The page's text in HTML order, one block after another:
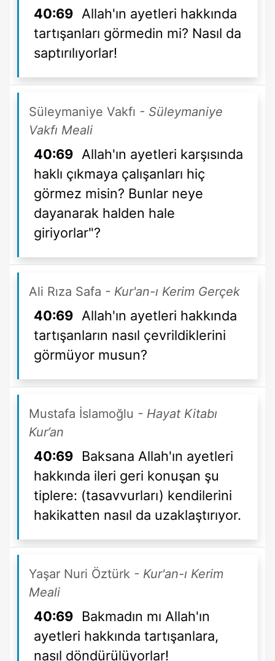
40:69 Allah'ın ayetleri hakkında
tartışanları görmedin mi? Nasıl da
saptırılıyorlar!
Süleymaniye Vakfı - Süleymaniye
Vakfı Meali
40:69 Allah'ın ayetleri karşısında
haklı çıkmaya çalışanları hiç
görmez misin? Bunlar neye
dayanarak halden hale
giriyorlar"?
Ali Rıza Safa - Kur'an-ı Kerim Gerçek
40:69 Allah'ın ayetleri hakkında
tartışanların nasıl çevrildiklerini
görmüyor musun?
Mustafa İslamoğlu - Hayat Kitabı
Kur’an
40:69
Baksana Allah'ın ayetleri
hakkında ileri geri konuşan şu
tiplere: (tasavvurları) kendilerini
hakikatten nasıl da uzaklaştırıyor.
Yaşar Nuri Öztürk - Kur'an-ı Kerim
Meali
40:69
Bakmadın mı Allah'ın
ayetleri hakkında tartışanlara,
nasıl döndürülüyorlar!